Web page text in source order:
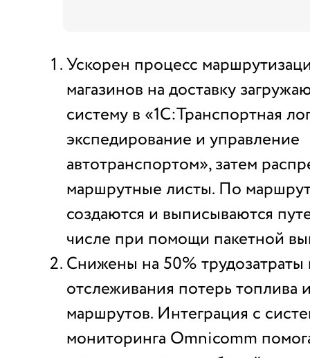
Ускорен процесс
магазинов на доставку
систему в «1С:Транспортная
экспедирование и управление
автотранспортом», затем
маршрутные листы. По
создаются и выписываются
числе при помощи пакетной
Снижены на 50% трудозатраты
отслеживания потерь топлива
маршрутов. Интеграция с
мониторинга Omnicomm